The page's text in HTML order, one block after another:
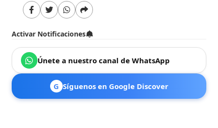
Activar Notificaciones
Únete a nuestro canal de WhatsApp
G Síguenos en Google Discover